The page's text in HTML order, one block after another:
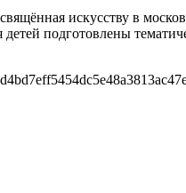
искусству в
подготовлены